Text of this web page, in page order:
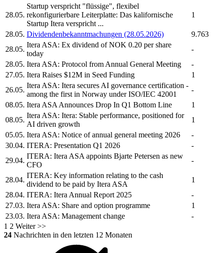
28.05.
Startup verspricht "flüssige", flexibel
rekonfigurierbare Leiterplatte: Das kalifornische
Startup Itera verspricht ...
1
28.05. Dividendenbekanntmachungen (28.05.2026)
9.763
28.05.
Itera ASA: Ex dividend of NOK 0.20 per share
today
-
28.05. Itera ASA: Protocol from Annual General Meeting
-
27.05. Itera Raises $12M in Seed Funding
1
26.05.
Itera ASA: Itera secures AI governance certification -
among the first in Norway under ISO/IEC 42001
-
08.05. Itera ASA Announces Drop In Q1 Bottom Line
1
08.05.
Itera ASA: Itera: Stable performance, positioned for
AI driven growth
1
05.05. Itera ASA: Notice of annual general meeting 2026
-
30.04. ITERA: Presentation Q1 2026
-
29.04.
ITERA: Itera ASA appoints Bjarte Petersen as new
CFO
-
28.04.
ITERA: Key information relating to the cash
dividend to be paid by Itera ASA
1
28.04. ITERA: Itera Annual Report 2025
-
27.03. Itera ASA: Share and option programme
1
23.03. Itera ASA: Management change
-
1 2 Weiter >>
24 Nachrichten in den letzten 12 Monaten